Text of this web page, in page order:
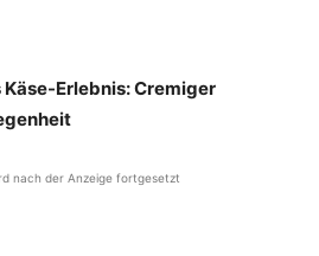
Erlebnis: Cremiger
nach der Anzeige fortgesetzt